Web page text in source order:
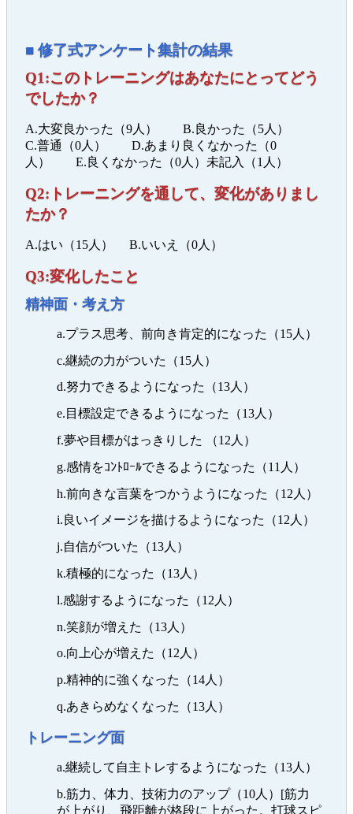
■ 修了式アンケート集計の結果
Q1:このトレーニングはあなたにとってどう
でしたか？
A.大変良かった（9人） B.良かった（5人）
C.普通（0人） D.あまり良くなかった（0
人） E.良くなかった（0人）未記入（1人）
Q2:トレーニングを通して、変化がありまし
たか？
A.はい（15人） B.いいえ（0人）
Q3:変化したこと
精神面・考え方
a.プラス思考、前向き肯定的になった（15人）
c.継続の力がついた（15人）
d.努力できるようになった（13人）
e.目標設定できるようになった（13人）
f.夢や目標がはっきりした （12人）
g.感情をｺﾝﾄﾛｰﾙできるようになった（11人）
h.前向きな言葉をつかうようになった（12人）
i.良いイメージを描けるようになった（12人）
j.自信がついた（13人）
k.積極的になった（13人）
l.感謝するようになった（12人）
n.笑顔が増えた（13人）
o.向上心が増えた（12人）
p.精神的に強くなった（14人）
q.あきらめなくなった（13人）
トレーニング面
a.継続して自主トレするようになった（13人）
b.筋力、体力、技術力のアップ（10人）[筋力
が上がり、飛距離が格段に上がった。打球スピ